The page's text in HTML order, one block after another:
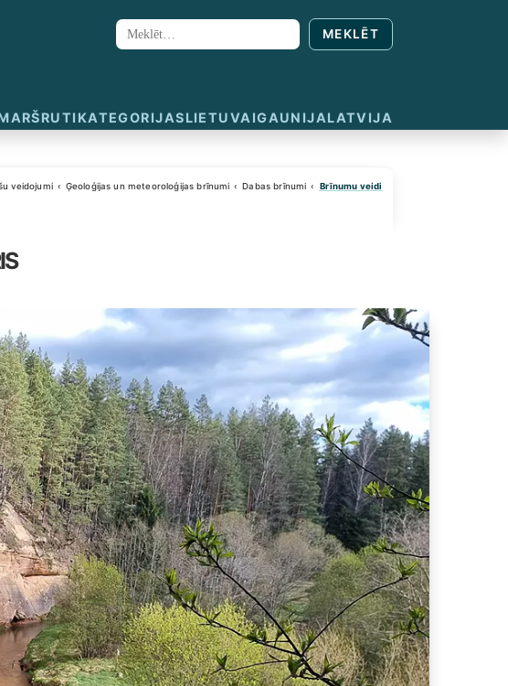
KATEGORIJASLIETUVA IGAUNIJALATVIJA
Meklēt: MEKLĒT
veidojumi Ģeoloģijas un meteoroloģijas brīnumi Dabas brīnumi Brīnumu veidi